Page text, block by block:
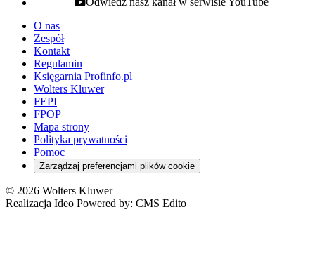
youtube - otwiera się w nowej karcie
O nas
Zespół
Kontakt
Regulamin
Księgarnia Profinfo.pl
Wolters Kluwer
FEPI
FPOP
Mapa strony
Polityka prywatności
Pomoc
Zarządzaj preferencjami plików cookie
© 2026 Wolters Kluwer
Realizacja Ideo Powered by: CMS Edito